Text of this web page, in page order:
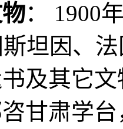
： 1900
斯坦因、
及其它
甘肃学